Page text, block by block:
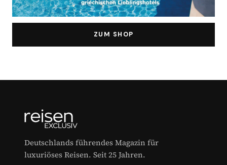
ZUM SHOP
Deutschlands führendes Magazin für
luxuriöses Reisen. Seit 25 Jahren.